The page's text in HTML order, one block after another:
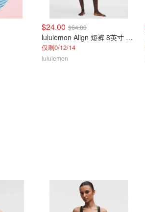
$24.00 $64.00
lululemon Align 短裤 8英寸 女士
仅剩0/12/14
lululemon